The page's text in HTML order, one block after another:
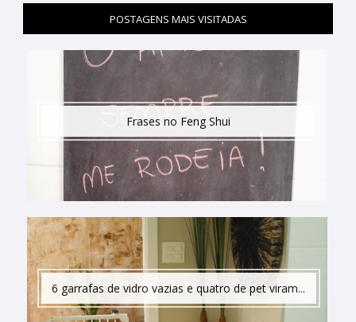
POSTAGENS MAIS VISITADAS
Frases no Feng Shui
6 garrafas de vidro vazias e quatro de pet viram...